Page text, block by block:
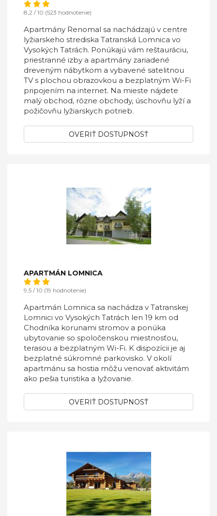
8,2 / 10 (523 hodnotenie)
Apartmány Renomal sa nachádzajú v centre
lyžiarskeho strediska Tatranská Lomnica vo
Vysokých Tatrách. Ponúkajú vám reštauráciu,
priestranné izby a apartmány zariadené
dreveným nábytkom a vybavené satelitnou
TV s plochou obrazovkou a bezplatným Wi-Fi
pripojením na internet. Na mieste nájdete
malý obchod, rôzne obchody, úschovňu lyží a
požičovňu lyžiarskych potrieb.
OVERIŤ DOSTUPNOSŤ
APARTMÁN LOMNICA
9,5 / 10 (19 hodnotenie)
Apartmán Lomnica sa nachádza v Tatranskej
Lomnici vo Vysokých Tatrách len 19 km od
Chodníka korunami stromov a ponúka
ubytovanie so spoločenskou miestnosťou,
terasou a bezplatným Wi-Fi. K dispozícii je aj
bezplatné súkromné parkovisko. V okolí
apartmánu sa hostia môžu venovať aktivitám
ako pešia turistika a lyžovanie.
OVERIŤ DOSTUPNOSŤ